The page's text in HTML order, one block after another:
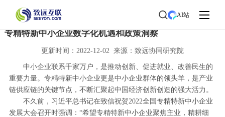
AI站
首页>协同观察>行业洞察
专精特新中小企业数字化机遇和政策洞察
更新时间：2022-12-02 来源：致远协同研究院
中小企业联系千家万户，是推动创新、促进就业、改善民生的
重要力量。专精特新中小企业更是中小企业群体的领头羊，是产业
链供应链的关键节点，不断汇聚起中国经济创新创造的强大活力。
不久前，习近平总书记在致信祝贺2022全国专精特新中小企业
发展大会召开时强调：“希望专精特新中小企业聚焦主业，精耕细